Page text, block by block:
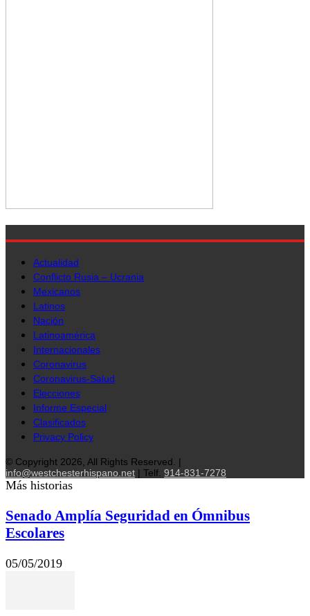
Actualidad
Conflicto Rusia – Ucrania
Mexicanos
Latinos
Nación
Latinoamérica
Internacionales
Coronavirus
Coronavirus-Salud
Elecciones
Informe Especial
Clasificados
Privacy Policy
© Copyright 2026, All Rights Reserved. |
info@westchesterhispano.net | Telf. 914-831-7278
Más historias
Senado Amplía Seguridad en Ómnibus
Escolares
05/05/2019